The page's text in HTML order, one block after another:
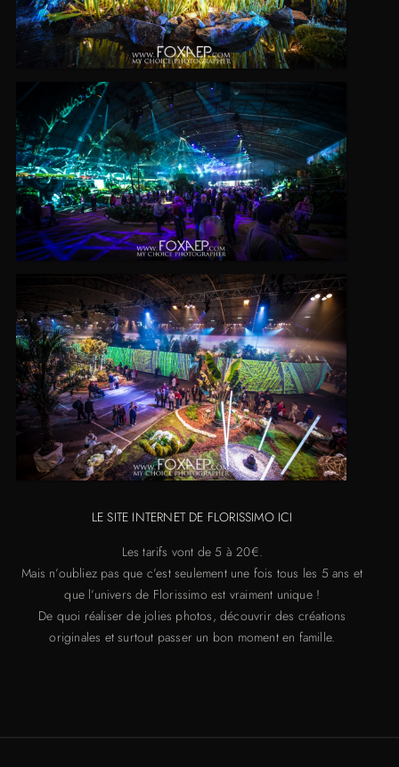
LE SITE INTERNET DE FLORISSIMO ICI
Les tarifs vont de 5 à 20€.
Mais n’oubliez pas que c’est seulement une fois tous les 5 ans et
que l’univers de Florissimo est vraiment unique !
De quoi réaliser de jolies photos, découvrir des créations
originales et surtout passer un bon moment en famille.